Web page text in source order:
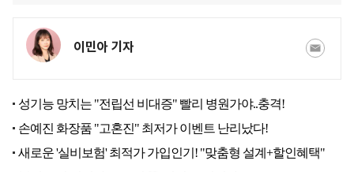
이민아 기자